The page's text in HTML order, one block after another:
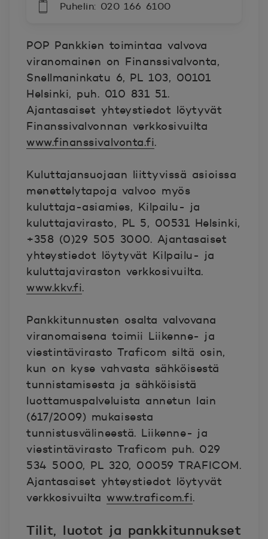
Puhelin: 020 166 6100
POP Pankkien toimintaa valvova
viranomainen on Finanssivalvonta,
Snellmaninkatu 6, PL 103, 00101
Helsinki, puh. 010 831 51.
Ajantasaiset yhteystiedot löytyvät
Finanssivalvonnan verkkosivuilta
www.finanssivalvonta.fi.
Kuluttajansuojaan liittyvissä asioissa
menettelytapoja valvoo myös
kuluttaja-asiamies, Kilpailu- ja
kuluttajavirasto, PL 5, 00531 Helsinki,
+358 (0)29 505 3000. Ajantasaiset
yhteystiedot löytyvät Kilpailu- ja
kuluttajaviraston verkkosivuilta.
www.kkv.fi.
Pankkitunnusten osalta valvovana
viranomaisena toimii Liikenne- ja
viestintävirasto Traficom siltä osin,
kun on kyse vahvasta sähköisestä
tunnistamisesta ja sähköisistä
luottamuspalveluista annetun lain
(617/2009) mukaisesta
tunnistusvälineestä. Liikenne- ja
viestintävirasto Traficom puh. 029
534 5000, PL 320, 00059 TRAFICOM.
Ajantasaiset yhteystiedot löytyvät
verkkosivuilta www.traficom.fi.
Tilit, luotot ja pankkitunnukset